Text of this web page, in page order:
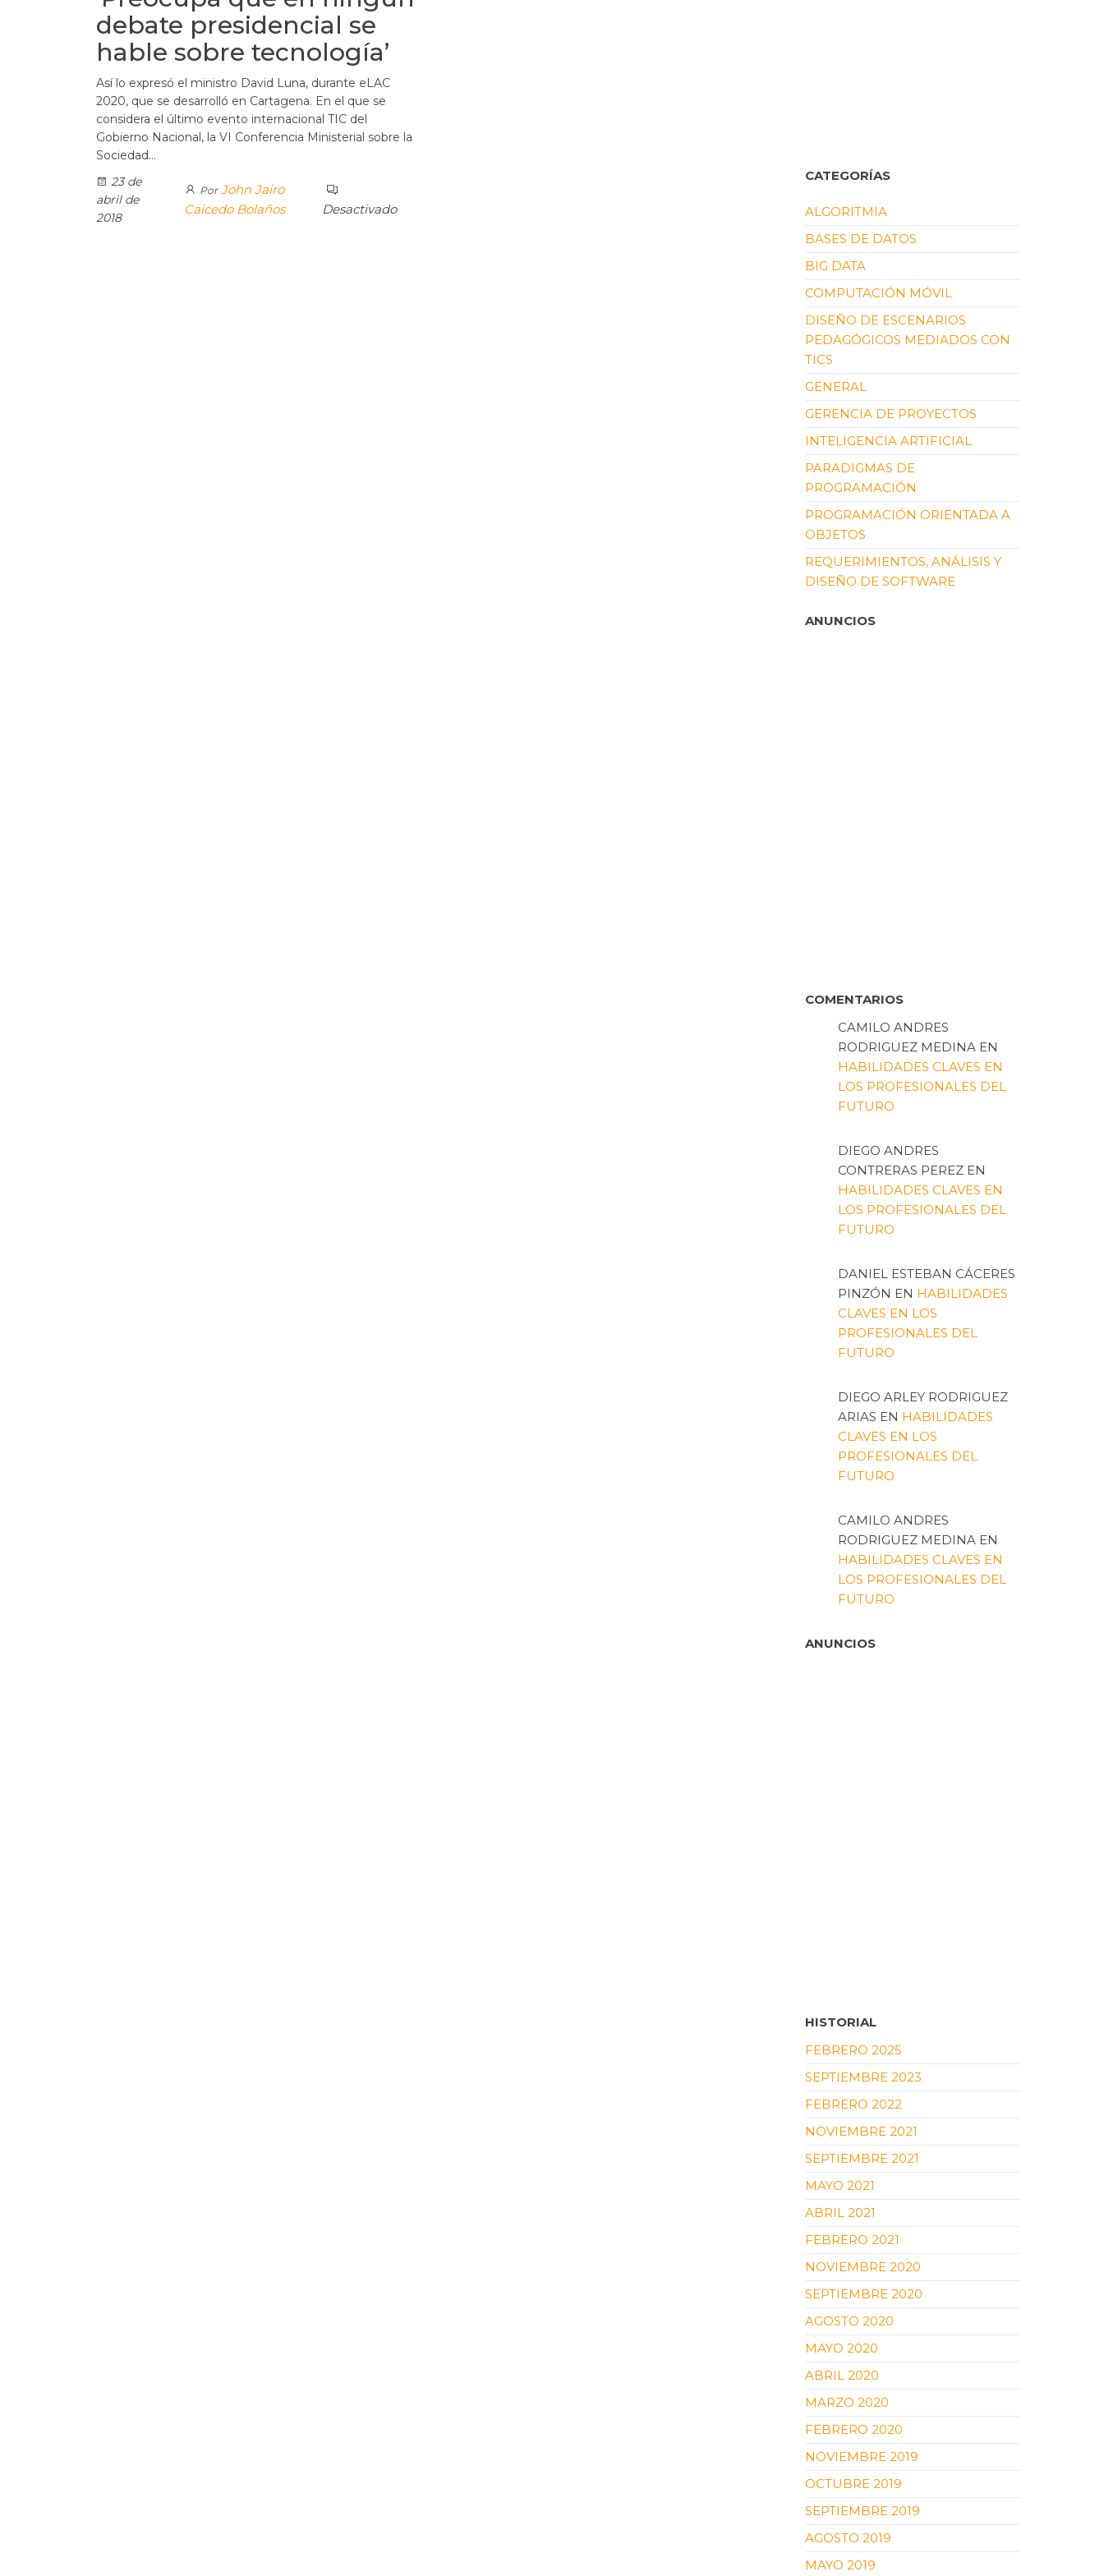
debate presidencial se
hable sobre tecnología’
Así lo expresó el ministro David Luna, durante eLAC
2020, que se desarrolló en Cartagena. En el que se
considera el último evento internacional TIC del
Gobierno Nacional, la VI Conferencia Ministerial sobre la
Sociedad…
23 de
abril de
2018
Por John Jairo
Caicedo Bolaños
Desactivado
CATEGORÍAS
ALGORITMIA
BASES DE DATOS
BIG DATA
COMPUTACIÓN MÓVIL
DISEÑO DE ESCENARIOS
PEDAGÓGICOS MEDIADOS CON
TICS
GENERAL
GERENCIA DE PROYECTOS
INTELIGENCIA ARTIFICIAL
PARADIGMAS DE
PROGRAMACIÓN
PROGRAMACIÓN ORIENTADA A
OBJETOS
REQUERIMIENTOS, ANÁLISIS Y
DISEÑO DE SOFTWARE
ANUNCIOS
COMENTARIOS
CAMILO ANDRES
RODRIGUEZ MEDINAEN
HABILIDADES CLAVES EN
LOS PROFESIONALES DEL
FUTURO
DIEGO ANDRES
CONTRERAS PEREZEN
HABILIDADES CLAVES EN
LOS PROFESIONALES DEL
FUTURO
DANIEL ESTEBAN CÁCERES
PINZÓN EN HABILIDADES
CLAVES EN LOS
PROFESIONALES DEL
FUTURO
DIEGO ARLEY RODRIGUEZ
ARIAS EN HABILIDADES
CLAVES EN LOS
PROFESIONALES DEL
FUTURO
CAMILO ANDRES
RODRIGUEZ MEDINAEN
HABILIDADES CLAVES EN
LOS PROFESIONALES DEL
FUTURO
ANUNCIOS
HISTORIAL
FEBRERO 2025
SEPTIEMBRE 2023
FEBRERO 2022
NOVIEMBRE 2021
SEPTIEMBRE 2021
MAYO 2021
ABRIL 2021
FEBRERO 2021
NOVIEMBRE 2020
SEPTIEMBRE 2020
AGOSTO 2020
MAYO 2020
ABRIL 2020
MARZO 2020
FEBRERO 2020
NOVIEMBRE 2019
OCTUBRE 2019
SEPTIEMBRE 2019
AGOSTO 2019
MAYO 2019